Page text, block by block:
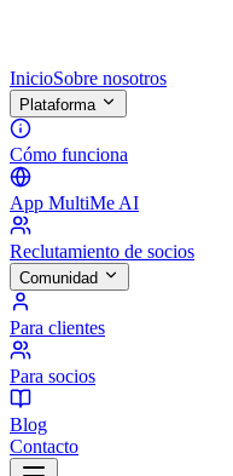
InicioSobre nosotros
Plataforma
Cómo funciona
App MultiMe AI
Reclutamiento de socios
Comunidad
Para clientes
Para socios
Blog
Contacto